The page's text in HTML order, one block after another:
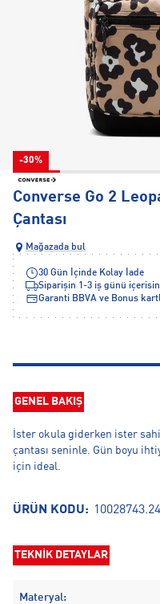
-30%
Converse Go 2
Çantası
Mağazada bul
30 Gün İçinde Kolay İade
Siparişin 1-3 iş günü
Garanti BBVA ve Bonus
GENEL BAKIŞ
İster okula giderken ister
çantası seninle. Gün boyu
için ideal.
ÜRÜN KODU:
TEKNİK DETAYLAR
Materyal: